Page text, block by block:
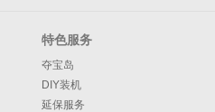
特色服务
夺宝岛
DIY装机
延保服务